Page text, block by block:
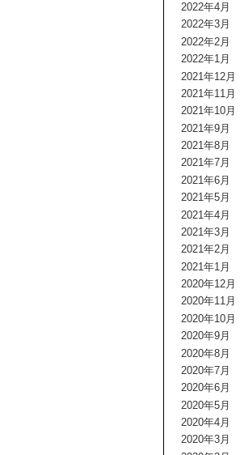
2022年4月
2022年3月
2022年2月
2022年1月
2021年12月
2021年11月
2021年10月
2021年9月
2021年8月
2021年7月
2021年6月
2021年5月
2021年4月
2021年3月
2021年2月
2021年1月
2020年12月
2020年11月
2020年10月
2020年9月
2020年8月
2020年7月
2020年6月
2020年5月
2020年4月
2020年3月